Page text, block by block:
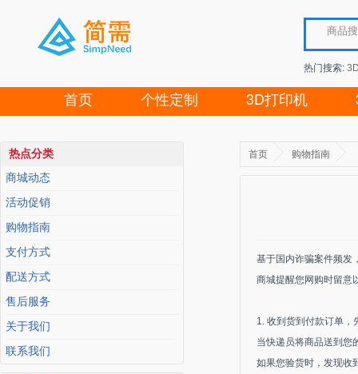
热门搜索:
首页 个性定制 3D打印机
热点分类
商城动态
活动促销
购物指南
支付方式
配送方式
售后服务
关于我们
联系我们
首页 购物指南
基于国内诈骗案件频发
商城提醒您网购时留意
1. 收到货到付款订单，
当快递员将商品送到您
如果您验货时，发现收